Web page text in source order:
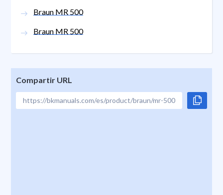
Braun MR 500
Braun MR 500
Compartir URL